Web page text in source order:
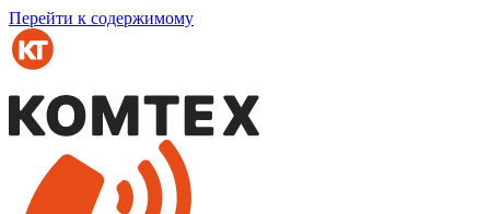
Перейти к содержимому